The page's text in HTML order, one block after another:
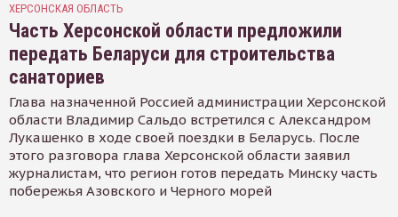
ХЕРСОНСКАЯ ОБЛАСТЬ
Часть Херсонской области предложили
передать Беларуси для строительства
санаториев
Глава назначенной Россией администрации Херсонской
области Владимир Сальдо встретился с Александром
Лукашенко в ходе своей поездки в Беларусь. После
этого разговора глава Херсонской области заявил
журналистам, что регион готов передать Минску часть
побережья Азовского и Черного морей